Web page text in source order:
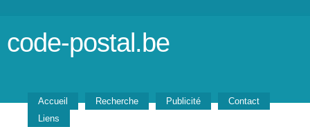
code-postal.be
Accueil Recherche Publicité
Contact
Liens